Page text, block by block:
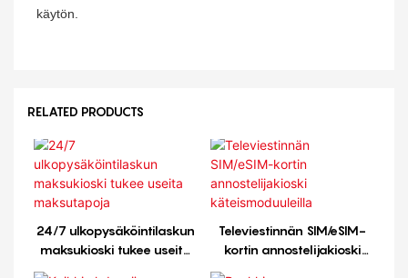
käytön.
RELATED PRODUCTS
24/7 ulkopysäköintilaskun
maksukioski tukee useita
Televiestinnän SIM/eSIM-
kortin annostelijakioski